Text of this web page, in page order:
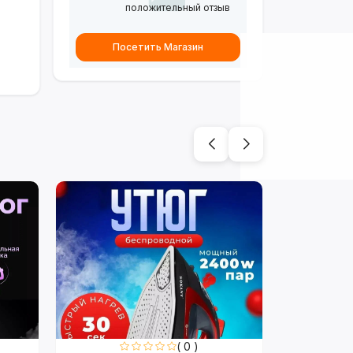
положительный отзыв
Посетить Магазин
( 0 )